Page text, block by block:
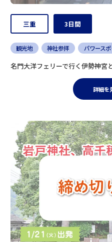
三重 3日間
観光地 神社参拝 パワース
名門大洋フェリーで行く伊勢神宮
詳細を